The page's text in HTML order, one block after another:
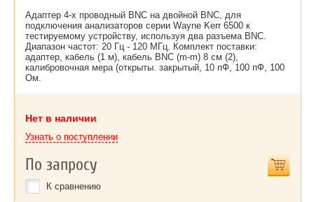
Адаптер 4-х проводный BNC на двойной BNC, для
подключения анализаторов серии Wayne Kerr 6500 к
тестируемому устройству, используя два разъема BNC.
Диапазон частот: 20 Гц - 120 МГц. Комплект поставки:
адаптер, кабель (1 м), кабель BNC (m-m) 8 см (2),
калибровочная мера (открыты. закрытый, 10 пФ, 100 пФ, 100
Ом.
Нет в наличии
Узнать о поступлении
По запросу
К сравнению